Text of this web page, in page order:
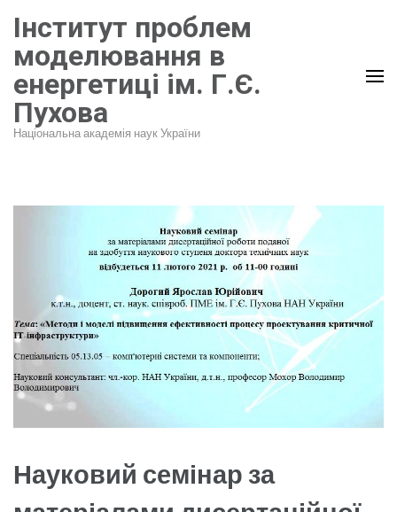
до
вмісту
(натисніть
Enter)
Інститут проблем
моделювання в
енергетиці ім. Г.Є.
Пухова
Національна академія наук України
Науковий семінар за